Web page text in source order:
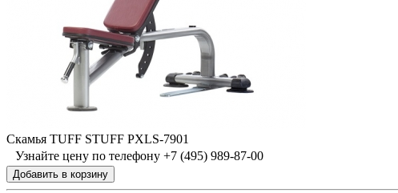
Скамья TUFF STUFF PXLS-7901
Узнайте цену по телефону +7 (495) 989-87-00